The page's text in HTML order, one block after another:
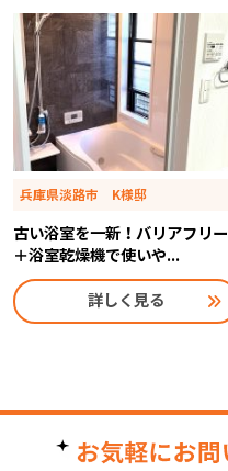
兵庫県淡路市 K様邸
古い浴室を一新！バリアフリー
＋浴室乾燥機で使いや...
詳しく見る